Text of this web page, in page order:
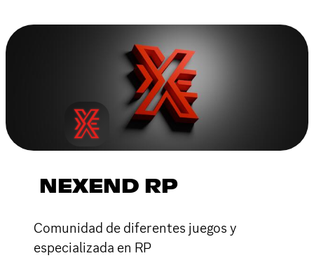
NEXEND RP
Comunidad de diferentes juegos y
especializada en RP